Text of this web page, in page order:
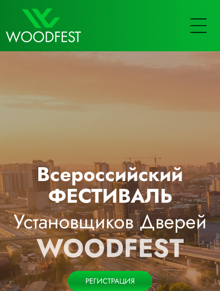
Всероссийский
ФЕСТИВАЛЬ
Установщиков Дверей
WOODFEST
РЕГИСТРАЦИЯ